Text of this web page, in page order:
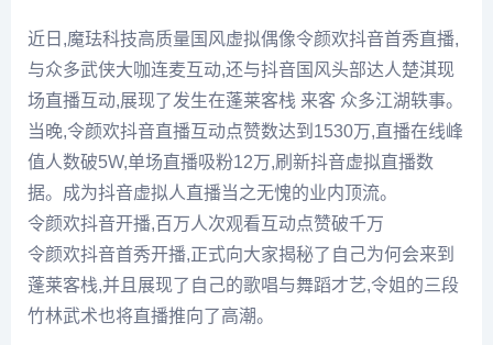
近日,魔珐科技高质量国风虚拟偶像令颜欢抖音首秀直播,
与众多武侠大咖连麦互动,还与抖音国风头部达人楚淇现
场直播互动,展现了发生在蓬莱客栈 来客 众多江湖轶事。
当晚,令颜欢抖音直播互动点赞数达到1530万,直播在线峰
值人数破5W,单场直播吸粉12万,刷新抖音虚拟直播数
据。成为抖音虚拟人直播当之无愧的业内顶流。
令颜欢抖音开播,百万人次观看互动点赞破千万
令颜欢抖音首秀开播,正式向大家揭秘了自己为何会来到
蓬莱客栈,并且展现了自己的歌唱与舞蹈才艺,令姐的三段
竹林武术也将直播推向了高潮。